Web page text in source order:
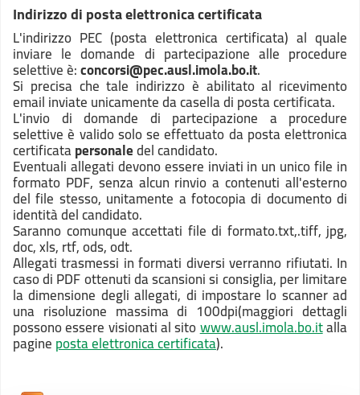
Indirizzo di posta elettronica certificata
L'indirizzo PEC (posta elettronica certificata) al quale
inviare le domande di partecipazione alle procedure
selettive è:concorsi@pec.ausl.imola.bo.it.
Si precisa che tale indirizzo è abilitato al ricevimento
email inviate unicamente da casella di posta certificata.
L'invio di domande di partecipazione a procedure
selettive è valido solo se effettuato da posta elettronica
certificatapersonaledel candidato.
Eventuali allegati devono essere inviati in un unico file in
formato PDF, senza alcun rinvio a contenuti all'esterno
del file stesso, unitamente a fotocopia di documento di
identità del candidato.
Saranno comunque accettati file di formato.txt,.tiff, jpg,
doc, xls, rtf, ods, odt.
Allegati trasmessi in formati diversi verranno rifiutati. In
caso di PDF ottenuti da scansioni si consiglia, per limitare
la dimensione degli allegati, di impostare lo scanner ad
una risoluzione massima di 100dpi(maggiori dettagli
possono essere visionati al sitowww.ausl.imola.bo.italla
pagineposta elettronica certificata).